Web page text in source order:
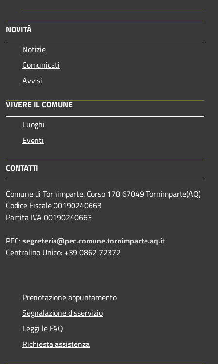
NOVITÀ
Notizie
Comunicati
Avvisi
VIVERE IL COMUNE
Luoghi
Eventi
CONTATTI
Comune di Tornimparte. Corso 178 67049 Tornimparte(AQ)
Codice Fiscale 00190240663
Partita IVA 00190240663
PEC:segreteria@pec.comune.tornimparte.aq.it
Centralino Unico: +39 0862 72372
Prenotazione appuntamento
Segnalazione disservizio
Leggi le FAQ
Richiesta assistenza